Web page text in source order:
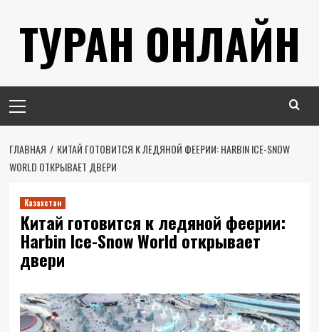
содержимому
ТУРАН ОНЛАЙН
меню
ГЛАВНАЯ
КИТАЙ ГОТОВИТСЯ К ЛЕДЯНОЙ ФЕЕРИИ: HARBIN ICE-SNOW
WORLD ОТКРЫВАЕТ ДВЕРИ
Казахстан
Китай готовится к ледяной феерии:
Harbin Ice-Snow World открывает
двери